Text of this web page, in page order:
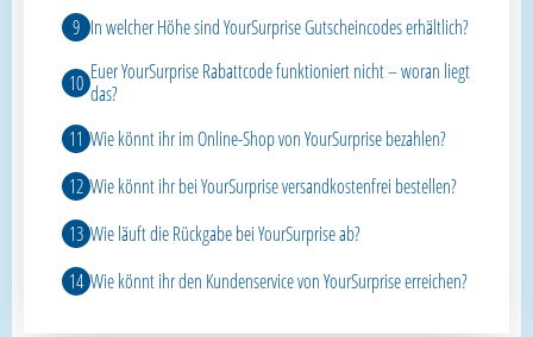
In welcher Höhe sind YourSurprise Gutscheincodes erhältlich?
Euer YourSurprise Rabattcode funktioniert nicht – woran liegt
das?
Wie könnt ihr im Online-Shop von YourSurprise bezahlen?
Wie könnt ihr bei YourSurprise versandkostenfrei bestellen?
Wie läuft die Rückgabe bei YourSurprise ab?
Wie könnt ihr den Kundenservice von YourSurprise erreichen?